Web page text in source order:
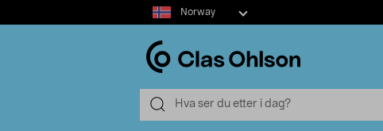
Select
market
Norway